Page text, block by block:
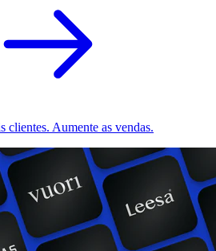
clientes. Aumente as vendas.